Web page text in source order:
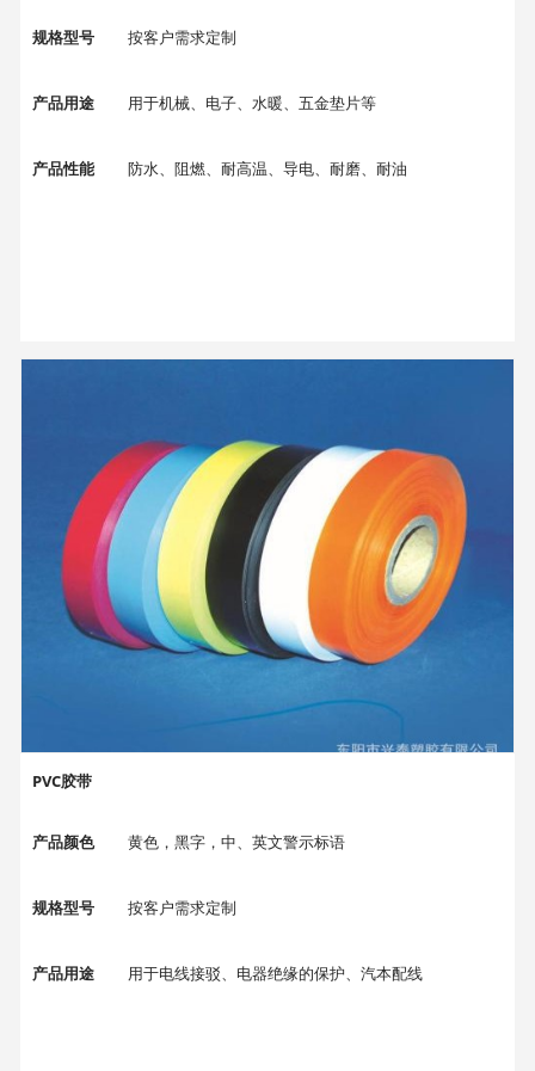
规格型号 按客户需求定制
产品用途 用于机械、电子、水暖、五金垫片等
产品性能 防水、阻燃、耐高温、导电、耐磨、耐油
PVC胶带
产品颜色 黄色，黑字，中、英文警示标语
规格型号 按客户需求定制
产品用途 用于电线接驳、电器绝缘的保护、汽本配线